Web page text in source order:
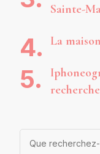
Sainte-
La
Vous